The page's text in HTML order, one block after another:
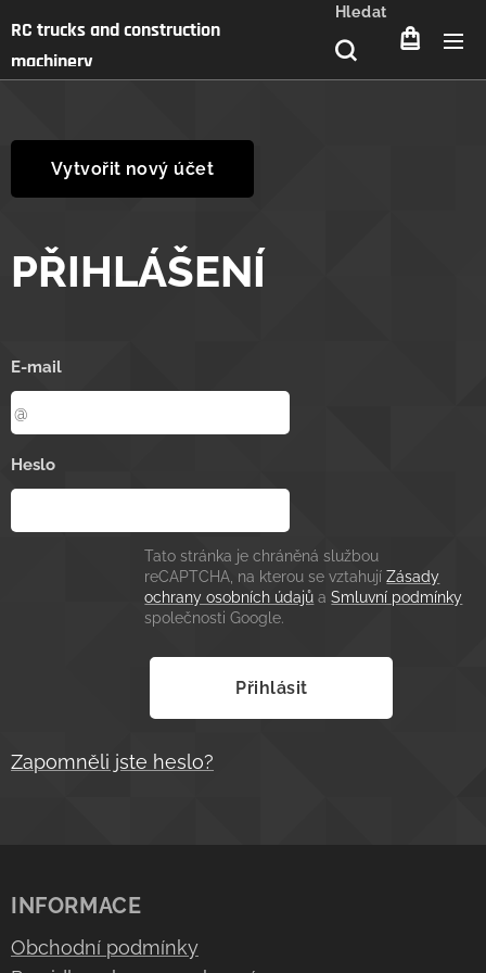
RC trucks and construction
machinery
Hledat
Vytvořit nový účet
PŘIHLÁŠENÍ
E-mail
Heslo
Tato stránka je chráněná službou
reCAPTCHA, na kterou se vztahujíZásady
ochrany osobních údajů aSmluvní podmínky
společnosti Google.
Přihlásit
Zapomněli jste heslo?
INFORMACE
Obchodní podmínky